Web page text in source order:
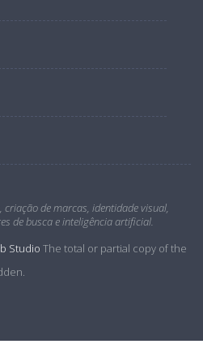
criação de marcas, identidade visual,
de busca e inteligência artificial.
Studio The total or partial copy of the